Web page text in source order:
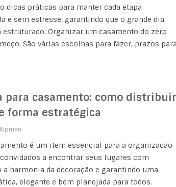
dicas práticas para manter cada etapa
e sem estresse, garantindo que o grande dia
Organizar um casamento do zero
São várias escolhas para fazer, prazos
para casamento: como distribuir
forma estratégica
é um item essencial para a organização
a encontrar seus lugares com
a harmonia da decoração e garantindo uma
elegante e bem planejada para todos.